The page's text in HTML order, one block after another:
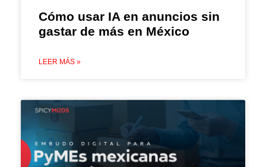
Cómo usar IA en anuncios sin
gastar de más en México
LEER MÁS »